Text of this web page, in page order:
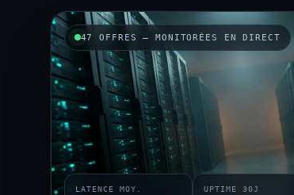
47 OFFRES — MONITORÉES EN DIRECT
LATENCE MOY. UPTIME 30J